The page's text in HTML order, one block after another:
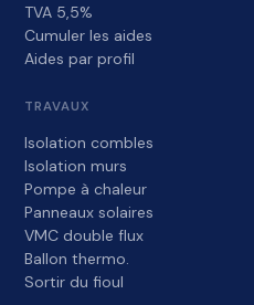
TVA 5,5%
Cumuler les aides
Aides par profil
TRAVAUX
Isolation combles
Isolation murs
Pompe à chaleur
Panneaux solaires
VMC double flux
Ballon thermo.
Sortir du fioul